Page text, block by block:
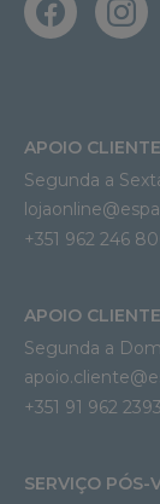
APOIO
Segunda a
+351 962 246
APOIO
Segunda a
+351 91 962 2393
SERVIÇO PÓS-